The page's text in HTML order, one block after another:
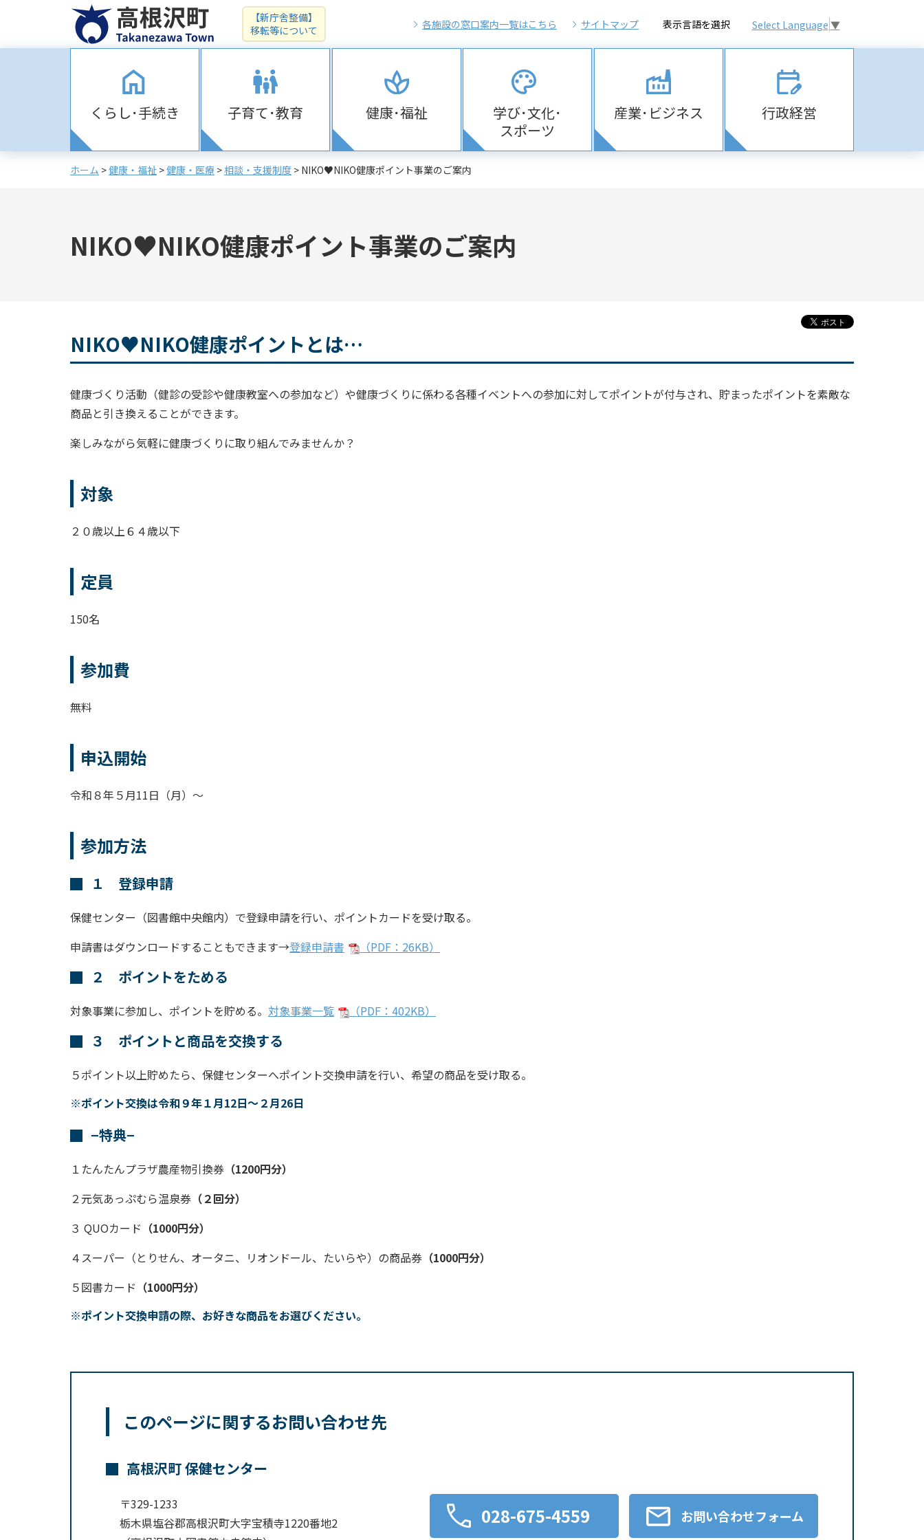
各施設の窓口案内一覧はこちら サイトマップ 表示言語を選択 Select Language ▼
【新庁舎整備】
移転等について
くらし･手続き 子育て･教育 健康･福祉
学び･文化･
スポーツ
産業･ビジネス 行政経営
ホーム >健康・福祉 >健康・医療 >相談・支援制度 > NIKO♥NIKO健康ポイント事業のご案内
NIKO♥NIKO健康ポイント事業のご案内
NIKO♥NIKO健康ポイントとは…
健康づくり活動（健診の受診や健康教室への参加など）や健康づくりに係わる各種イベントへの参加に対してポイントが付与され、貯まったポイントを素敵な
商品と引き換えることができます。
楽しみながら気軽に健康づくりに取り組んでみませんか？
対象
２０歳以上６４歳以下
定員
150名
参加費
無料
申込開始
令和８年５月11日（月）～
参加方法
１ 登録申請
保健センター（図書館中央館内）で登録申請を行い、ポイントカードを受け取る。
申請書はダウンロードすることもできます→登録申請書 （PDF：26KB）
２ ポイントをためる
対象事業に参加し、ポイントを貯める。 対象事業一覧 （PDF：402KB）
３ ポイントと商品を交換する
５ポイント以上貯めたら、保健センターへポイント交換申請を行い、希望の商品を受け取る。
※ポイント交換は令和９年１月12日～２月26日
−特典−
１たんたんプラザ農産物引換券 （1200円分）
２元気あっぷむら温泉券 （２回分）
３ QUOカード （1000円分）
４スーパー（とりせん、オータニ、リオンドール、たいらや）の商品券 （1000円分）
５図書カード （1000円分）
※ポイント交換申請の際、お好きな商品をお選びください。
このページに関するお問い合わせ先
高根沢町 保健センター
〒329-1233
栃木県塩谷郡高根沢町大字宝積寺1220番地2
028-675-4559 お問い合わせフォーム